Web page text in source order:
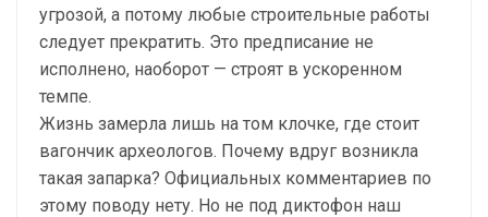
угрозой, а потому любые строительные работы
следует прекратить. Это предписание не
исполнено, наоборот — строят в ускоренном
темпе.
Жизнь замерла лишь на том клочке, где стоит
вагончик археологов. Почему вдруг возникла
такая запарка? Официальных комментариев по
этому поводу нету. Но не под диктофон наш